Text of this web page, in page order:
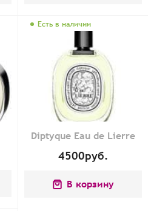
Есть в наличии
Diptyque Eau de Lierre
4500руб.
В корзину